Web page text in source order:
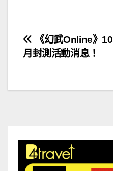
文
章
導
《幻武Online》10
月封測活動消息！